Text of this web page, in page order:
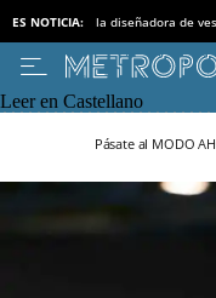
ES NOTICIA: la diseñadora de
Leer en Castellano
Pásate al MODO